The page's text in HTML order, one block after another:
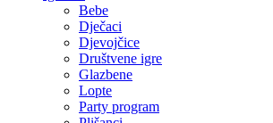
Bebe
Dječaci
Djevojčice
Društvene igre
Glazbene
Lopte
Party program